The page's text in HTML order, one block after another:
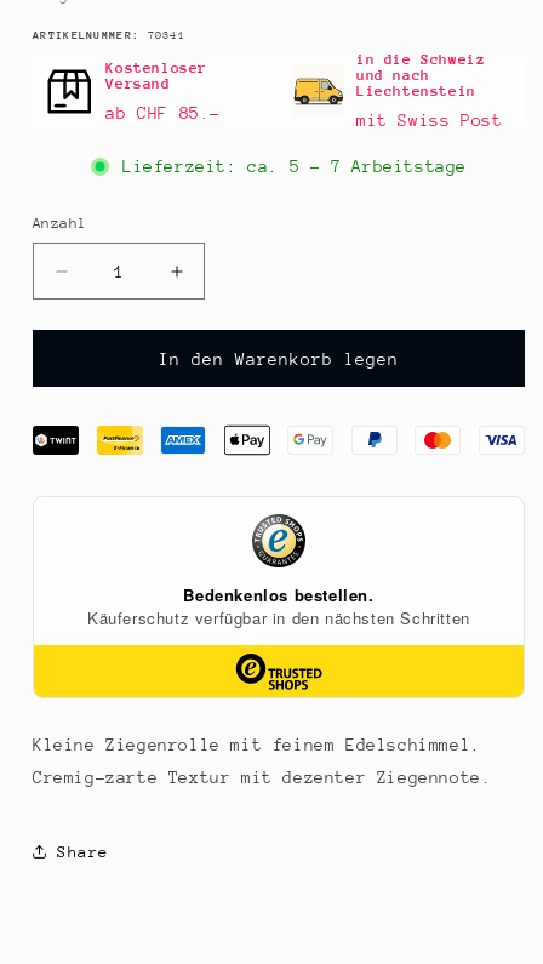
ARTIKELNUMMER: SKU:
70341
Kostenloser
Versand
ab CHF 85.–
in die Schweiz
und nach
Liechtenstein
mit Swiss Post
Lieferzeit: ca. 5 - 7 Arbeitstage
Anzahl
Anzahl
Verringere
die
Menge
Ziegenweichkäserolle,
200
g
Erhöhe
die
Menge
für
Ziegenweichkäserolle,
200
g
In den Warenkorb legen
Kleine Ziegenrolle mit feinem Edelschimmel.
Cremig-zarte Textur mit dezenter Ziegennote.
Share